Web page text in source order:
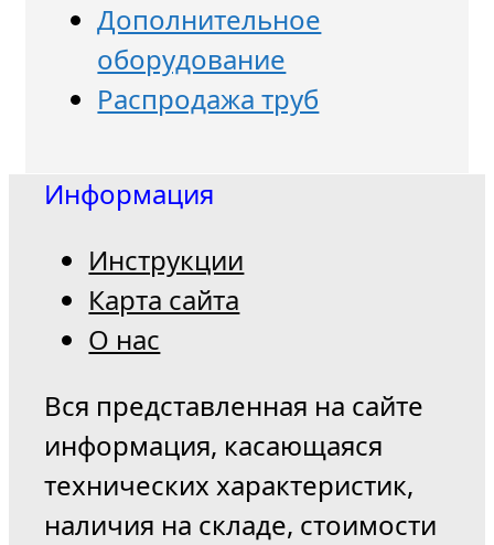
Дополнительное
оборудование
Распродажа труб
Информация
Инструкции
Карта сайта
О нас
Вся представленная на сайте
информация, касающаяся
технических характеристик,
наличия на складе, стоимости